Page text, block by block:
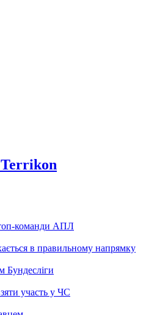
топ-команди АПЛ
в правильному напрямку
Бундесліги
участь у ЧС